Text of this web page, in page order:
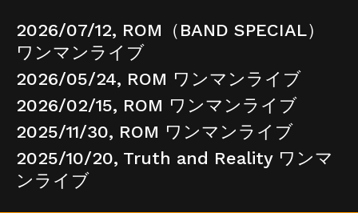
2026/07/12, ROM（BAND SPECIAL）
ワンマンライブ
2026/05/24, ROM ワンマンライブ
2026/02/15, ROM ワンマンライブ
2025/11/30, ROM ワンマンライブ
2025/10/20, Truth and Reality ワンマ
ンライブ